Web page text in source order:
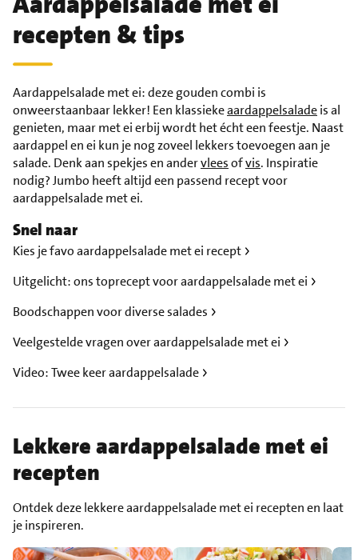
recepten & tips
Aardappelsalade met ei: deze gouden combi is
onweerstaanbaar lekker! Een klassiekeaardappelsaladeis al
genieten, maar met ei erbij wordt het écht een feestje. Naast
aardappel en ei kun je nog zoveel lekkers toevoegen aan je
salade. Denk aan spekjes en andervleesofvis. Inspiratie
nodig? Jumbo heeft altijd een passend recept voor
aardappelsalade met ei.
Snel naar
Kies je favo aardappelsalade met ei recept
Uitgelicht: ons toprecept voor aardappelsalade met ei
Boodschappen voor diverse salades
Veelgestelde vragen over aardappelsalade met ei
Video: Twee keer aardappelsalade
Lekkere aardappelsalade met ei
recepten
Ontdek deze lekkere aardappelsalade met ei recepten en laat
je inspireren.